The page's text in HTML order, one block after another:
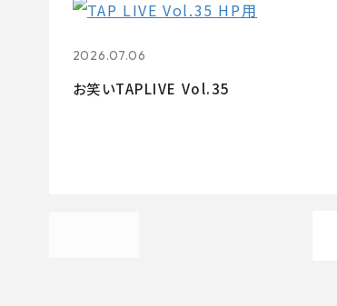
2026.07.06
お笑いTAPLIVE Vol.35